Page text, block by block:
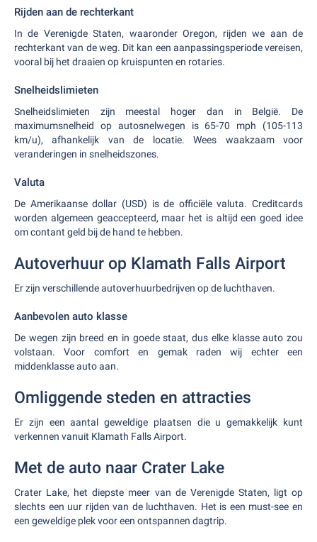
Rijden aan de rechterkant
In de Verenigde Staten, waaronder Oregon, rijden we aan de
rechterkant van de weg. Dit kan een aanpassingsperiode vereisen,
vooral bij het draaien op kruispunten en rotaries.
Snelheidslimieten
Snelheidslimieten zijn meestal hoger dan in België. De
maximumsnelheid op autosnelwegen is 65-70 mph (105-113
km/u), afhankelijk van de locatie. Wees waakzaam voor
veranderingen in snelheidszones.
Valuta
De Amerikaanse dollar (USD) is de officiële valuta. Creditcards
worden algemeen geaccepteerd, maar het is altijd een goed idee
om contant geld bij de hand te hebben.
Autoverhuur op Klamath Falls Airport
Er zijn verschillende autoverhuurbedrijven op de luchthaven.
Aanbevolen auto klasse
De wegen zijn breed en in goede staat, dus elke klasse auto zou
volstaan. Voor comfort en gemak raden wij echter een
middenklasse auto aan.
Omliggende steden en attracties
Er zijn een aantal geweldige plaatsen die u gemakkelijk kunt
verkennen vanuit Klamath Falls Airport.
Met de auto naar Crater Lake
Crater Lake, het diepste meer van de Verenigde Staten, ligt op
slechts een uur rijden van de luchthaven. Het is een must-see en
een geweldige plek voor een ontspannen dagtrip.